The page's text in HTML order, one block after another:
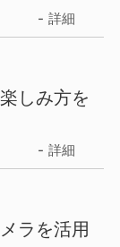
詳細
しみ方を
詳細
ラを活用